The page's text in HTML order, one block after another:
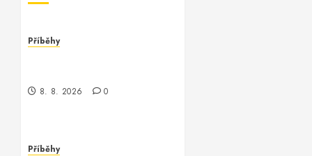
Příběhy
8. 8. 2026 0
Příběhy